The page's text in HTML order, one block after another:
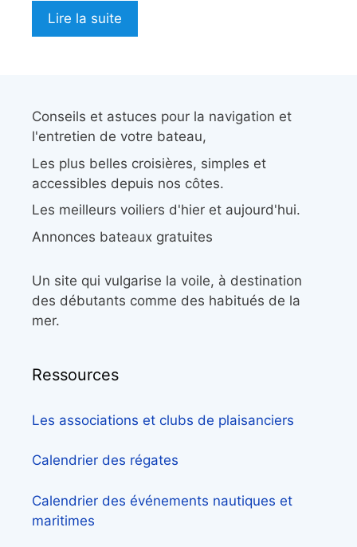
Lire la suite
Conseils et astuces pour la navigation et
l'entretien de votre bateau,
Les plus belles croisières, simples et
accessibles depuis nos côtes.
Les meilleurs voiliers d'hier et aujourd'hui.
Annonces bateaux gratuites
Un site qui vulgarise la voile, à destination
des débutants comme des habitués de la
mer.
Ressources
Les associations et clubs de plaisanciers
Calendrier des régates
Calendrier des événements nautiques et
maritimes